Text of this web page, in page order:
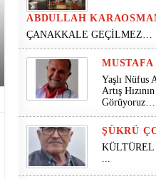
ABDULLAH
ÇANAKKALE GEÇİLMEZ…
MUSTAFA
Yaşlı Nüfus
Artış
Görüyoruz…
ŞÜKRÜ
...